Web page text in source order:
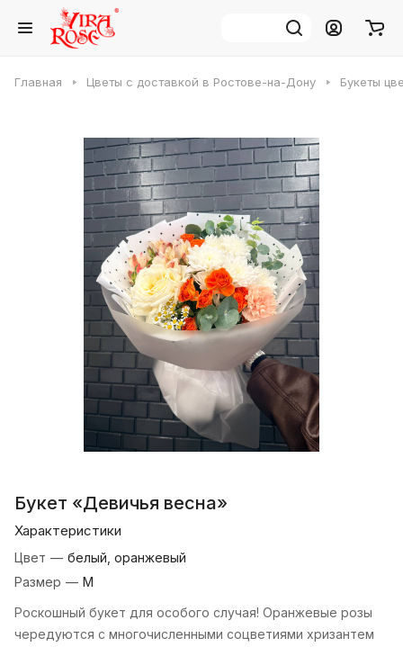
Главная Цветы с доставкой в Ростове-на-Дону Букеты
Букет «Девичья весна»
Характеристики
Цвет — белый, оранжевый
Размер — М
Роскошный букет для особого случая! Оранжевые розы
чередуются с многочисленными соцветиями хризантем